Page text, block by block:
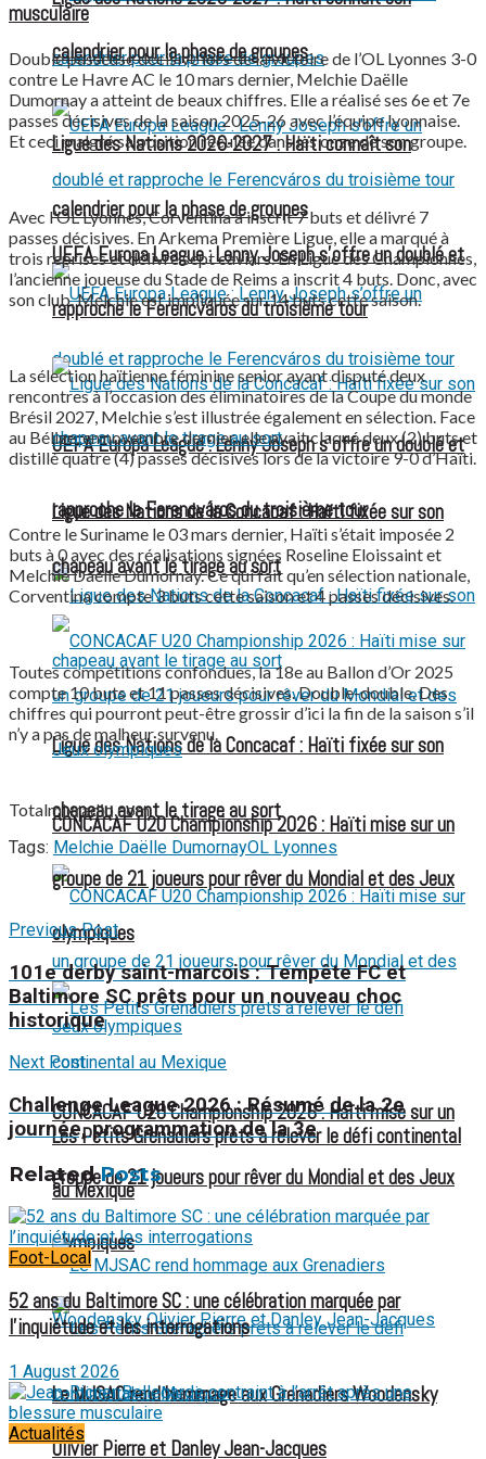
Ligue des Nations 2026-2027 : Haïti connaît son
calendrier pour la phase de groupes
UEFA Europa League : Lenny Joseph s’offre un doublé et
rapproche le Ferencváros du troisième tour
Ligue des Nations de la Concacaf : Haïti fixée sur son
chapeau avant le tirage au sort
CONCACAF U20 Championship 2026 : Haïti mise sur un
groupe de 21 joueurs pour rêver du Mondial et des Jeux
olympiques
calendrier pour la phase de groupes
UEFA Europa League : Lenny Joseph s’offre un doublé et
rapproche le Ferencváros du troisième tour
Ligue des Nations de la Concacaf : Haïti fixée sur son
chapeau avant le tirage au sort
CONCACAF U20 Championship 2026 : Haïti mise sur un
groupe de 21 joueurs pour rêver du Mondial et des Jeux
olympiques
Les Petits Grenadiers prêts à relever le défi continental
au Mexique
Le MJSAC rend hommage aux Grenadiers Woodensky
Olivier Pierre et Danley Jean-Jacques
musculaire
Double passeuse décisive lors de la victoire de l’OL Lyonnes 3-0
contre Le Havre AC le 10 mars dernier, Melchie Daëlle
Dumornay a atteint de beaux chiffres. Elle a réalisé ses 6e et 7e
passes décisives de la saison 2025-26 avec l’équipe lyonnaise.
Et ceci malgré sa position reculée dans les onze de son groupe.
Avec l’OL Lyonnes, Corventina a inscrit 7 buts et délivré 7
passes décisives. En Arkema Première Ligue, elle a marqué à
trois reprises et délivré sept caviars. En Ligue des Championnes,
l’ancienne joueuse du Stade de Reims a inscrit 4 buts. Donc, avec
son club, Melchie est impliquée sur 14 buts cette saison.
La sélection haïtienne féminine senior ayant disputé deux
rencontres à l’occasion des éliminatoires de la Coupe du monde
Brésil 2027, Melchie s’est illustrée également en sélection. Face
au Bélize, en novembre dernier, elle avait claqué deux (2) buts et
distillé quatre (4) passes décisives lors de la victoire 9-0 d’Haïti.
Contre le Suriname le 03 mars dernier, Haïti s’était imposée 2
buts à 0 avec des réalisations signées Roseline Eloissaint et
Melchie Daëlle Dumornay. Ce qui fait qu’en sélection nationale,
Corventina compte 3 buts cette saison et 4 passes décisives.
Toutes compétitions confondues, la 18e au Ballon d’Or 2025
compte 10 buts et 11 passes décisives. Double-double. Des
chiffres qui pourront peut-être grossir d’ici la fin de la saison s’il
n’y a pas de malheur survenu.
Totalmixradio.com
Tags: Melchie Daëlle DumornayOL Lyonnes
Previous Post
101e derby saint-marcois : Tempête FC et
Baltimore SC prêts pour un nouveau choc
historique
Next Post
Challenge League 2026 : Résumé de la 2e
journée, programmation de la 3e
RelatedPosts
Foot-Local
52 ans du Baltimore SC : une célébration marquée par
l’inquiétude et les interrogations
1 August 2026
Actualités